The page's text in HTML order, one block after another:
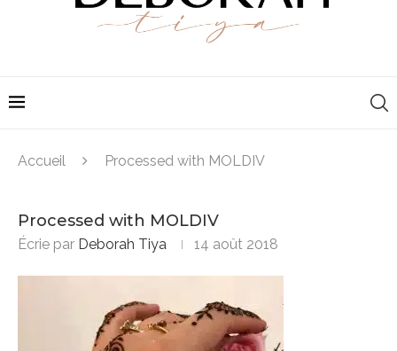
Accueil Processed with MOLDIV
Processed with MOLDIV
Écrie par Deborah Tiya 14 août 2018